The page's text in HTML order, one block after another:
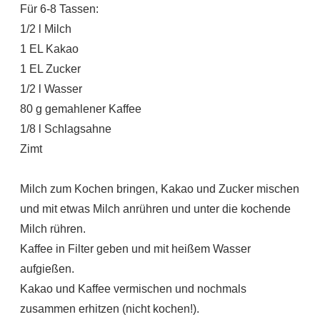
Für 6-8 Tassen:
1/2 l Milch
1 EL Kakao
1 EL Zucker
1/2 l Wasser
80 g gemahlener Kaffee
1/8 l Schlagsahne
Zimt
Milch zum Kochen bringen, Kakao und Zucker mischen
und mit etwas Milch anrühren und unter die kochende
Milch rühren.
Kaffee in Filter geben und mit heißem Wasser
aufgießen.
Kakao und Kaffee vermischen und nochmals
zusammen erhitzen (nicht kochen!).